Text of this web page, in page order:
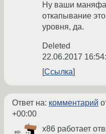
Ну ваши
откапывание
уровня, да.
Deleted
22.06.2017
Ссылка
Ответ на: комментарий
+00:00
x86 работает